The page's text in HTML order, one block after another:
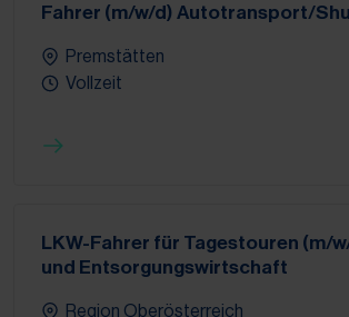
Fahrer (m/w/d) Autotransport/
Premstätten
Vollzeit
LKW-Fahrer für Tagestouren (m/
und Entsorgungswirtschaft
Region Oberösterreich